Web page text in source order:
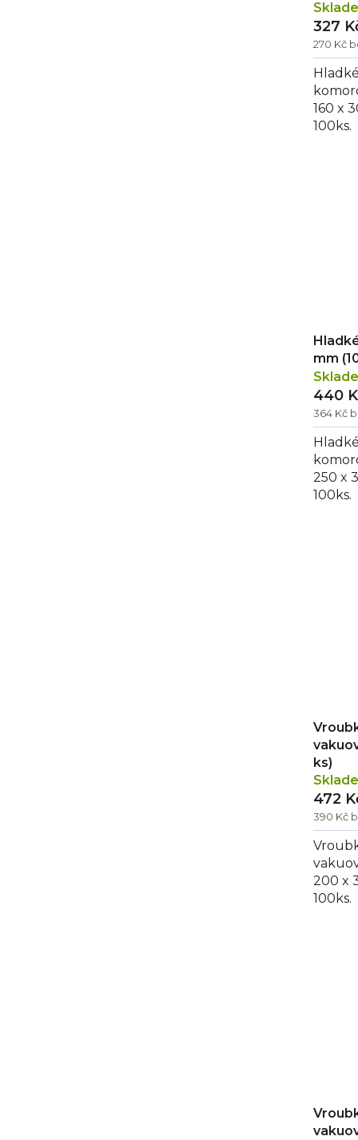
270 Kč
327
160 x
100ks.
mm
364 Kč
440
250 x
100ks.
ks)
390 Kč
472
200 x
100ks.